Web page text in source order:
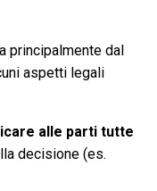
principalmente dal
aspetti legali
alle parti tutte
decisione (es.